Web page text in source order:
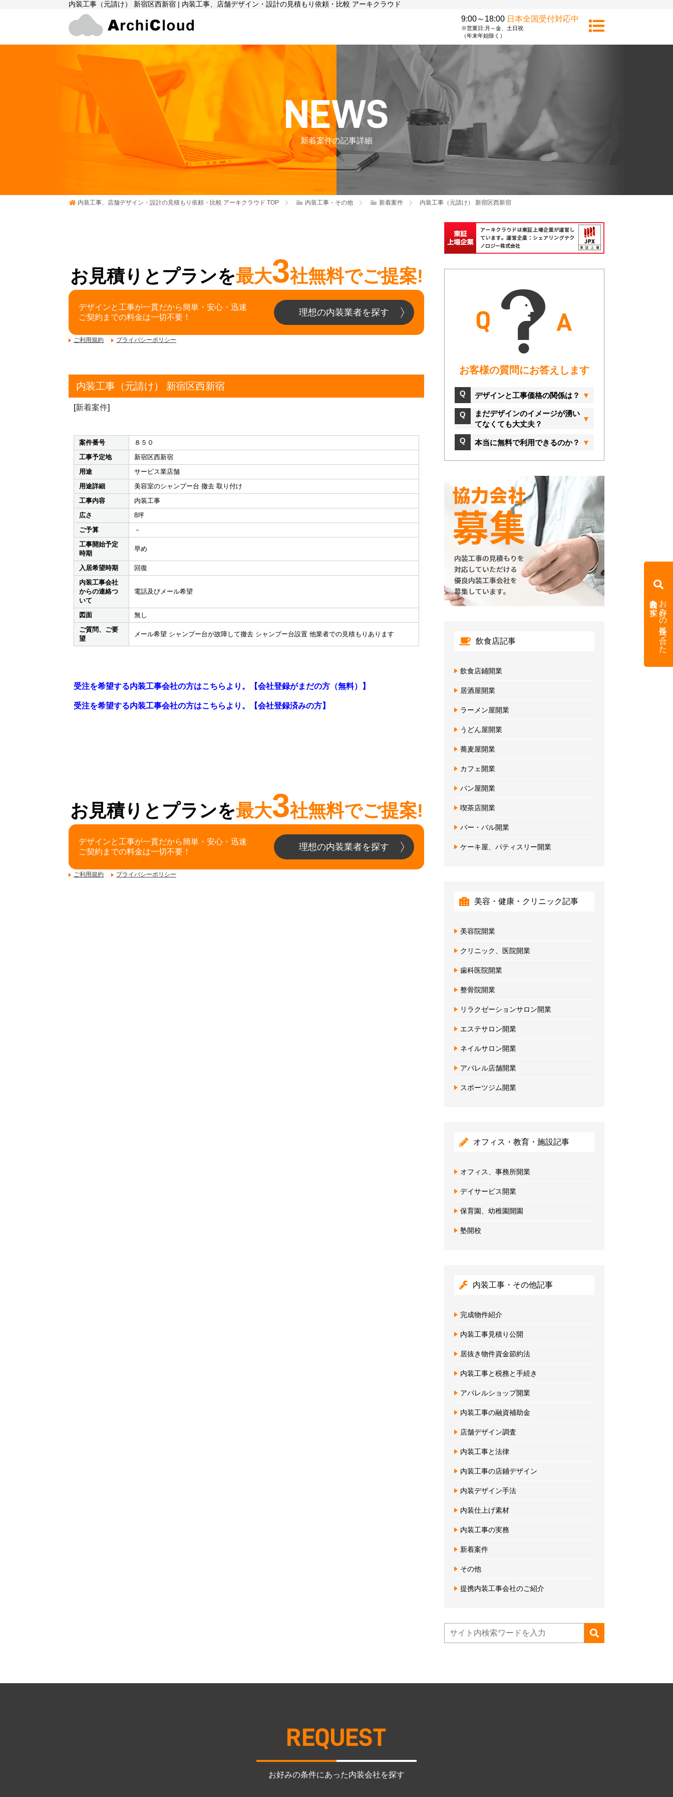
内装工事（元請け） 新宿区西新宿 | 内装工事、店舗デザイン・設計の見積もり依頼・比較 アーキクラウド
9:00～18:00 日本全国受付対応中
※営業日:月～金、土日祝
（年末年始除く）
新着案件の記事詳細
内装工事、店舗デザイン・設計の見積もり依頼・比較 アーキクラウド TOP 内装工事・その他 新着案件 内装工事（元請け） 新宿区西新宿
お見積りとプランを最大3社無料でご提案!
デザインと工事が一貫だから簡単・安心・迅速
ご契約までの料金は一切不要！
理想の内装業者を探す
ご利用規約 プライバシーポリシー
内装工事（元請け） 新宿区西新宿
[新着案件]
案件番号
８５０
工事予定地
新宿区西新宿
用途
サービス業店舗
用途詳細
美容室のシャンプー台 撤去 取り付け
工事内容
内装工事
広さ
8坪
ご予算
－
工事開始予定
時期
早め
入居希望時期
回復
内装工事会社
からの連絡つ
いて
電話及びメール希望
図面
無し
ご質問、ご要
望
メール希望 シャンプー台が故障して撤去 シャンプー台設置 他業者での見積もりあります
受注を希望する内装工事会社の方はこちらより。【会社登録がまだの方（無料）】
受注を希望する内装工事会社の方はこちらより。 【会社登録済みの方】
お見積りとプランを最大3社無料でご提案!
デザインと工事が一貫だから簡単・安心・迅速
ご契約までの料金は一切不要！
理想の内装業者を探す
ご利用規約 プライバシーポリシー
お客様の質問にお答えします
デザインと工事価格の関係は？
まだデザインのイメージが湧い
てなくても大丈夫？
本当に無料で利用できるのか？
飲食店記事
飲食店鋪開業
居酒屋開業
ラーメン屋開業
うどん屋開業
蕎麦屋開業
カフェ開業
パン屋開業
喫茶店開業
バー・バル開業
ケーキ屋、パティスリー開業
美容・健康・クリニック記事
美容院開業
クリニック、医院開業
歯科医院開業
整骨院開業
リラクゼーションサロン開業
エステサロン開業
ネイルサロン開業
アパレル店舗開業
スポーツジム開業
オフィス・教育・施設記事
オフィス、事務所開業
デイサービス開業
保育園、幼稚園開園
塾開校
内装工事・その他記事
完成物件紹介
内装工事見積り公開
居抜き物件資金節約法
内装工事と税務と手続き
アパレルショップ開業
内装工事の融資補助金
店舗デザイン調査
内装工事と法律
内装工事の店鋪デザイン
内装デザイン手法
内装仕上げ素材
内装工事の実務
新着案件
その他
提携内装工事会社のご紹介
お好みの条件にあった内装会社を探す
お好みの条件に合った
内装会社を探す